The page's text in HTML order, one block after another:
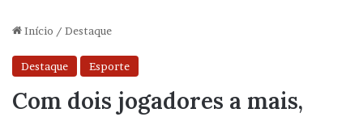
Início / Destaque
Destaque Esporte
Com dois jogadores a mais,